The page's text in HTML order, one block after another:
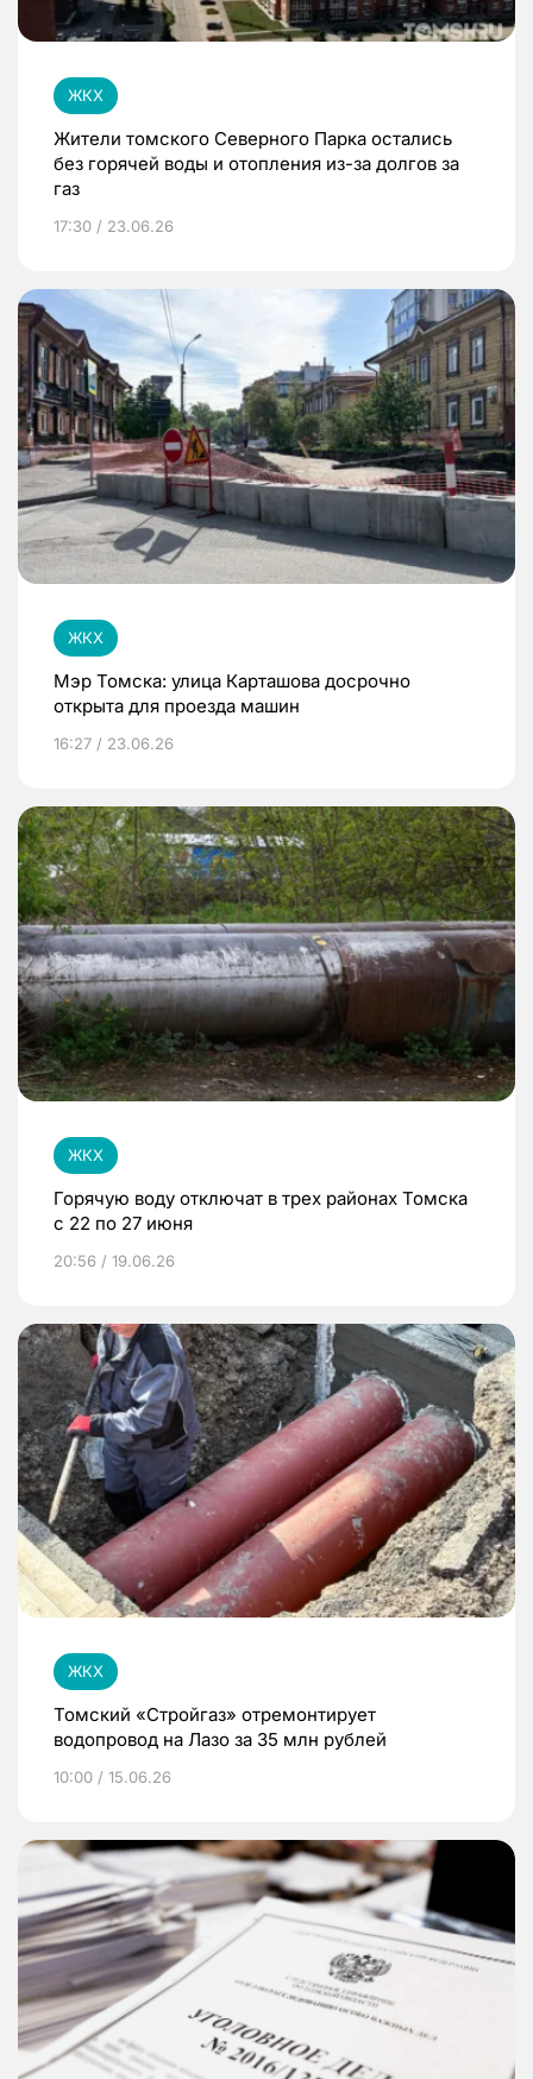
ЖКХ
Жители томского Северного Парка остались
без горячей воды и отопления из-за долгов за
газ
17:30 / 23.06.26
ЖКХ
Мэр Томска: улица Карташова досрочно
открыта для проезда машин
16:27 / 23.06.26
ЖКХ
Горячую воду отключат в трех районах Томска
с 22 по 27 июня
20:56 / 19.06.26
ЖКХ
Томский «Стройгаз» отремонтирует
водопровод на Лазо за 35 млн рублей
10:00 / 15.06.26